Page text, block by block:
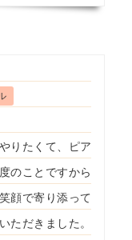
りたくて、ピア
のことですから
顔で寄り添って
ただきました。